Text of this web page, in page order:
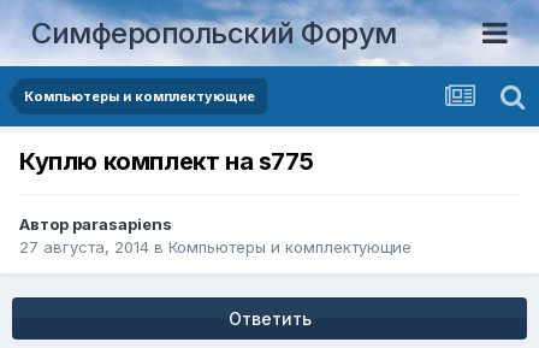
Симферопольский Форум
Компьютеры и комплектующие
Куплю комплект на s775
Автор parasapiens
27 августа, 2014 в Компьютеры и комплектующие
Ответить